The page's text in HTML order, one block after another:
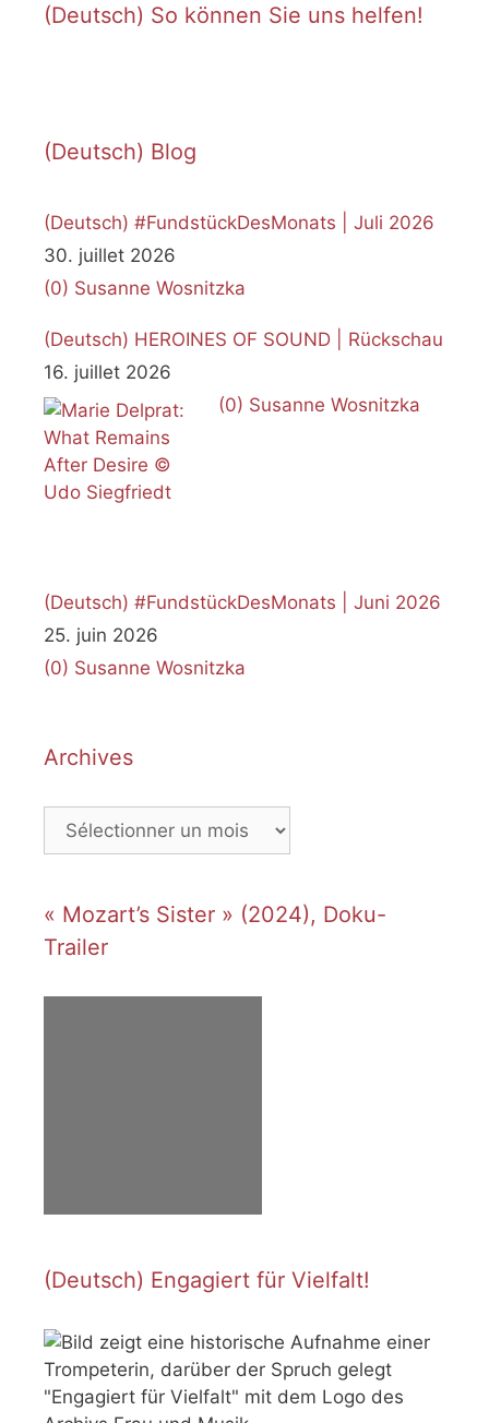
(Deutsch) So können Sie uns helfen!
(Deutsch) Blog
(Deutsch) #FundstückDesMonats | Juli 2026
30. juillet 2026
(0) Susanne Wosnitzka
(Deutsch) HEROINES OF SOUND | Rückschau
16. juillet 2026
(0) Susanne Wosnitzka
(Deutsch) #FundstückDesMonats | Juni 2026
25. juin 2026
(0) Susanne Wosnitzka
Archives
Archives
« Mozart’s Sister » (2024), Doku-
Trailer
(Deutsch) Engagiert für Vielfalt!